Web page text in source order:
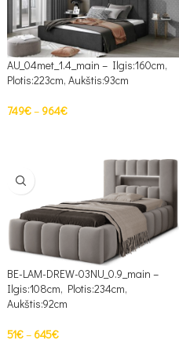
AU_04met_1.4_main – Ilgis:160cm,
Plotis:223cm, Aukštis:93cm
749€– 964€
BE-LAM-DREW-03NU_0.9_main –
Ilgis:108cm, Plotis:234cm,
Aukštis:92cm
51€– 645€